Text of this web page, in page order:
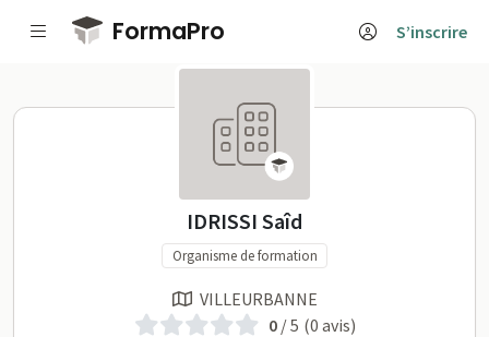
Passer au contenu principal
FormaPro S’inscrire
IDRISSI Saîd sur FormaPro
IDRISSI Saîd
Organisme de formation
VILLEURBANNE
0/ 5 (0 avis)